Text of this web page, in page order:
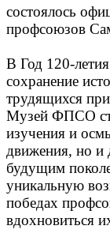
состоялось
профсоюзов
В Год 120-
сохранение
трудящихся
Музей ФПСО
изучения и
движения, но и
будущим
уникальную
победах
вдохновиться